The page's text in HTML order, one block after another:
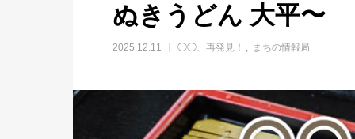
ぬきうどん 大平〜
2025.12.11 ◯◯、再発見！ まちの情報局